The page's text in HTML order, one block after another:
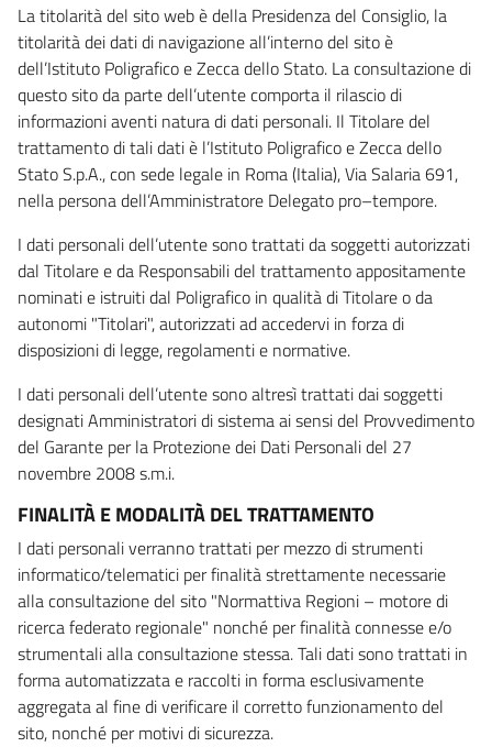
La titolarità del sito web è della Presidenza del Consiglio, la
titolarità dei dati di navigazione all’interno del sito è
dell’Istituto Poligrafico e Zecca dello Stato. La consultazione di
questo sito da parte dell’utente comporta il rilascio di
informazioni aventi natura di dati personali. Il Titolare del
trattamento di tali dati è l’Istituto Poligrafico e Zecca dello
Stato S.p.A., con sede legale in Roma (Italia), Via Salaria 691,
nella persona dell’Amministratore Delegato pro–tempore.
I dati personali dell’utente sono trattati da soggetti autorizzati
dal Titolare e da Responsabili del trattamento appositamente
nominati e istruiti dal Poligrafico in qualità di Titolare o da
autonomi "Titolari", autorizzati ad accedervi in forza di
disposizioni di legge, regolamenti e normative.
I dati personali dell’utente sono altresì trattati dai soggetti
designati Amministratori di sistema ai sensi del Provvedimento
del Garante per la Protezione dei Dati Personali del 27
novembre 2008 s.m.i.
FINALITÀ E MODALITÀ DEL TRATTAMENTO
I dati personali verranno trattati per mezzo di strumenti
informatico/telematici per finalità strettamente necessarie
alla consultazione del sito "Normattiva Regioni – motore di
ricerca federato regionale" nonché per finalità connesse e/o
strumentali alla consultazione stessa. Tali dati sono trattati in
forma automatizzata e raccolti in forma esclusivamente
aggregata al fine di verificare il corretto funzionamento del
sito, nonché per motivi di sicurezza.